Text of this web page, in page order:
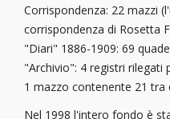
Corrispondenza: 22 mazzi
corrispondenza di Rosetta
"Diari" 1886-1909: 69
"Archivio": 4 registri rilegati
1 mazzo contenente 21 tra
Nel 1998 l'intero fondo è